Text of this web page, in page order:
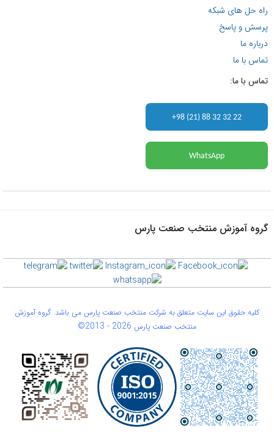
راه حل های شبکه
پرسش و پاسخ
درباره ما
تماس با ما
تماس با ما:
+98 (21) 88 32 32 22
WhatsApp
گروه آموزش منتخب صنعت پارس
کلیه حقوق این سایت متعلق به شرکت منتخب صنعت پارس می باشد. گروه آموزش
منتخب صنعت پارس
©2013 -2026